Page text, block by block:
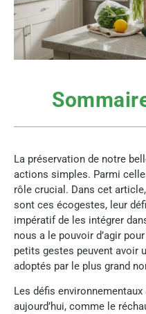
La préservation de notre
actions simples. Parmi
rôle crucial. Dans cet
sont ces écogestes, leur
impératif de les intégrer
nous a le pouvoir d’agir
petits gestes peuvent avoir
adoptés par le plus grand
Les défis
aujourd’hui, comme le